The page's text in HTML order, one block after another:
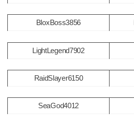
BloxBoss3856
LightLegend7902
RaidSlayer6150
SeaGod4012